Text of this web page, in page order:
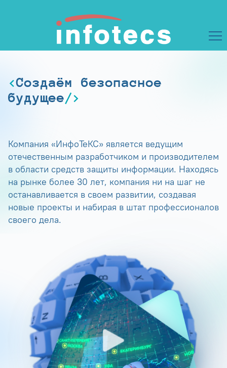
Создаём безопасное
будущее
Компания «ИнфоТеКС» является ведущим
отечественным разработчиком и производителем
в области средств защиты информации. Находясь
на рынке более 30 лет, компания ни на шаг не
останавливается в своем развитии, создавая
новые проекты и набирая в штат профессионалов
своего дела.